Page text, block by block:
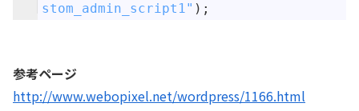
stom_admin_script1" ) ;
参考ページ
http://www.webopixel.net/wordpress/1166.html